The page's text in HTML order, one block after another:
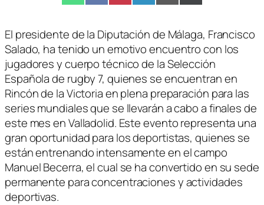
en en en en en en
(Twitter)
El presidente de la Diputación de Málaga, Francisco
Salado, ha tenido un emotivo encuentro con los
jugadores y cuerpo técnico de la Selección
Española de rugby 7, quienes se encuentran en
Rincón de la Victoria en plena preparación para las
series mundiales que se llevarán a cabo a finales de
este mes en Valladolid. Este evento representa una
gran oportunidad para los deportistas, quienes se
están entrenando intensamente en el campo
Manuel Becerra, el cual se ha convertido en su sede
permanente para concentraciones y actividades
deportivas.